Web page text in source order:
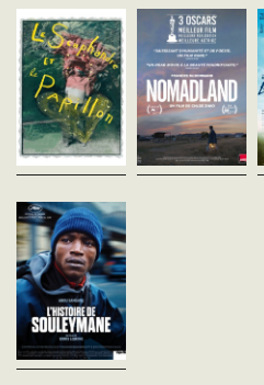
France - 2007
vofr - 112'
À la suite d'un accident
vasculaire, Jean-
Bauby ne peut plus bouger,
parler ni même respirer
assistance. Dans ce corps
inerte, seul un...
vost
la
L'Histoire de
Souleymane
France - 2024
vofr - 93'
Tandis qu’il pédale dans les
rues de Paris pour livrer des
repas, Souleymane répète
son histoire. Dans deux
il doit passer son entretien
de...